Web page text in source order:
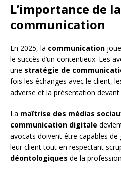
L’importance de
communication
En 2025, la communication
le succès d’un contentieux. Les
une stratégie de
fois les échanges avec le client,
adverse et la présentation
La maîtrise des médias
communication digitale
avocats doivent être capables de
leur client tout en respectant
déontologiques de la